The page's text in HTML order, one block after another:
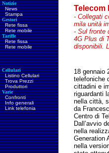
Notizie
News
Stampa
Gestori
Rete fissa
Rete mobile
Tariffe
Rete fissa
Rete mobile
Cellulari
Listino Cellulari
Trova Prezzi
Produttori
Varie
Confronti
Info generali
Link telefonia
Telecom
- Collegati
mila unità
- Sul fronte
4G Plus di
disponibili.
18 gennaio
telefoniche
cittadini e
riguardanti
nella città,
da
Centro di
Dall’avvio
nella
Generation
nella